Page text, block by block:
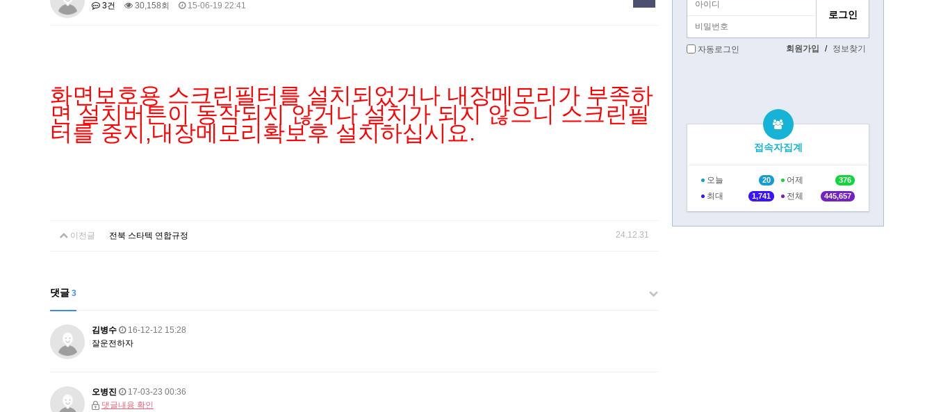
3건
30,158회 15-06-19 22:41
화면보호용 스크린필터를 설치되었거나 내장메모리가 부족하
면 설치버튼이 동작되지 않거나 설치가 되지 않으니 스크린필
터를 중지,내장메모리확보후 설치하십시요.
이전글 전북 스타텍 연합규정 24.12.31
댓글 3
김병수
16-12-12 15:28
잘운전하자
오병진
17-03-23 00:36
댓글내용 확인
자동로그인 회원가입 / 정보찾기
접속자집계
오늘 20 어제 376
최대 1,741 전체 445,657